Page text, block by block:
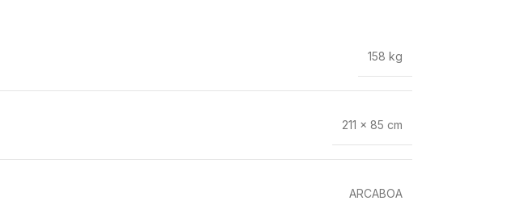
158 kg
211 × 85 cm
ARCABOA